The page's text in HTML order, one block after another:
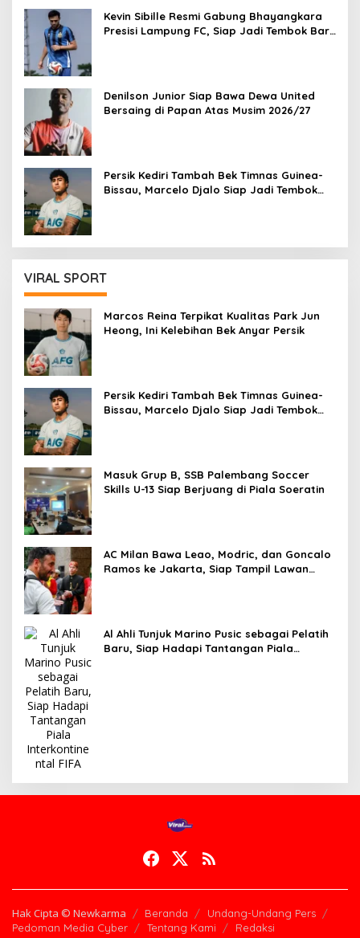
Kevin Sibille Resmi Gabung Bhayangkara
Presisi Lampung FC, Siap Jadi Tembok Baru
Denilson Junior Siap Bawa Dewa United
Bersaing di Papan Atas Musim 2026/27
Persik Kediri Tambah Bek Timnas Guinea-
Bissau, Marcelo Djalo Siap Jadi Tembok
VIRAL SPORT
Marcos Reina Terpikat Kualitas Park Jun
Heong, Ini Kelebihan Bek Anyar Persik
Persik Kediri Tambah Bek Timnas Guinea-
Bissau, Marcelo Djalo Siap Jadi Tembok
Masuk Grup B, SSB Palembang Soccer
Skills U-13 Siap Berjuang di Piala Soeratin
AC Milan Bawa Leao, Modric, dan Goncalo
Ramos ke Jakarta, Siap Tampil Lawan
Al Ahli Tunjuk Marino Pusic sebagai Pelatih
Baru, Siap Hadapi Tantangan Piala
Hak Cipta © Newkarma Beranda
Undang-Undang Pers
Pedoman Media Cyber
Tentang Kami Redaksi